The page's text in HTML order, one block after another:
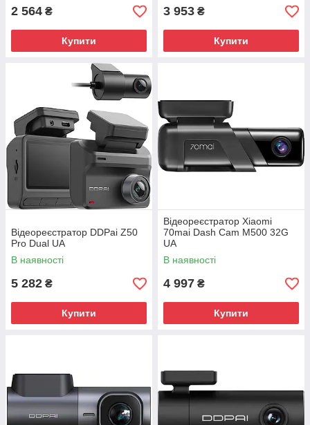
2 564 ₴
Купити
3 953 ₴
Купити
Відеореєстратор DDPai Z50
Pro Dual UA
В наявності
5 282 ₴
Купити
Відеореєстратор Xiaomi
70mai Dash Cam M500 32G
UA
В наявності
4 997 ₴
Купити